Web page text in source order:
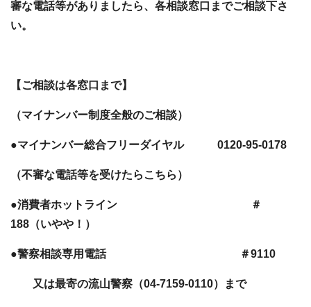
審な電話等がありましたら、各相談窓口までご相談下さ
い。
【ご相談は各窓口まで】
（マイナンバー制度全般のご相談）
●マイナンバー総合フリーダイヤル 0120-95-0178
（不審な電話等を受けたらこちら）
●消費者ホットライン ＃
188（いやや！）
●警察相談専用電話 ＃9110
又は最寄の流山警察（04-7159-0110）まで